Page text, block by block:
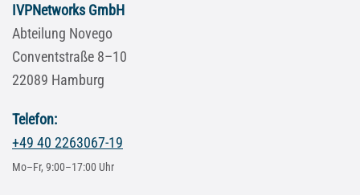
IVPNetworks GmbH
Abteilung Novego
Conventstraße 8–10
22089 Hamburg
Telefon:
+49 40 2263067-19
Mo–Fr, 9:00–17:00 Uhr